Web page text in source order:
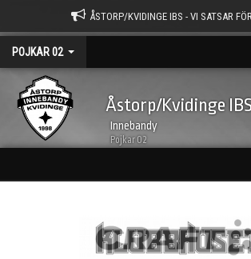
ÅSTORP/KVIDINGE IBS - VI SATSAR
POJKAR 02
Åstorp/Kvidinge
Innebandy
Pojkar 02